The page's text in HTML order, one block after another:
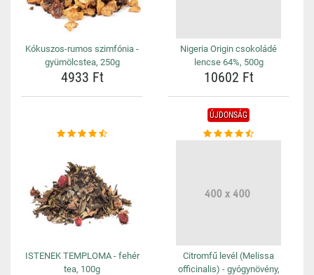
Kókuszos-rumos szimfónia -
gyümölcstea, 250g
4933 Ft
Nigeria Origin csokoládé
lencse 64%, 500g
10602 Ft
ISTENEK TEMPLOMA - fehér
tea, 100g
ÚJDONSÁG
Citromfű levél (Melissa
officinalis) - gyógynövény,